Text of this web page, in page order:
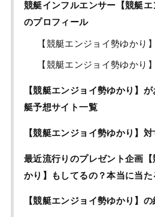
競艇インフルエンサー【競艇エ
のプロフィール
【競艇エンジョイ勢ゆかり
【競艇エンジョイ勢ゆかり
【競艇エンジョイ勢ゆかり】
艇予想サイト一覧
【競艇エンジョイ勢ゆかり】
最近流行りのプレゼント企画
かり】もしてるの？本当に当た
【競艇エンジョイ勢ゆかり】